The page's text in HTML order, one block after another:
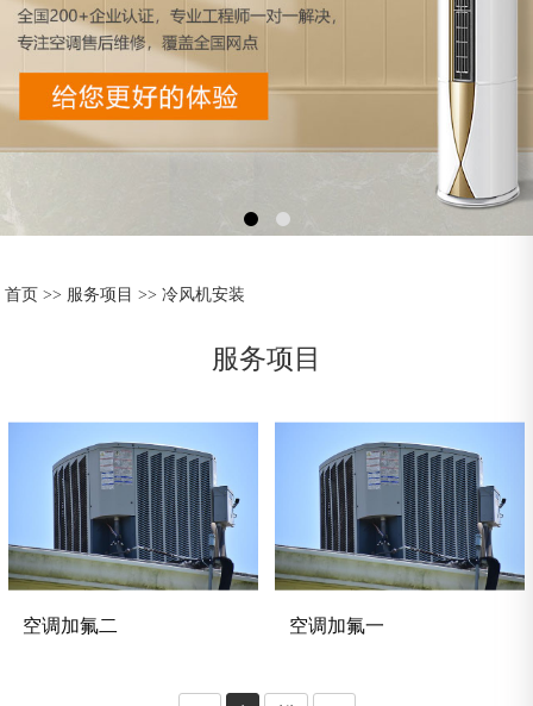
首页 >> 服务项目 >>冷风机安装
服务项目
空调加氟二 空调加氟一